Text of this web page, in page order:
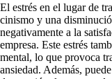
El estrés en el lugar de
cinismo y una
negativamente a la
empresa. Este estrés
mental, lo que provoca
ansiedad. Además,